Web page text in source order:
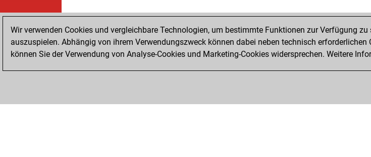
Wir verwenden Cookies und vergleichbare Technologien, um bestimmte Funktionen zur Verfügung
auszuspielen. Abhängig von ihrem Verwendungszweck können dabei neben technisch
können Sie der Verwendung von Analyse-Cookies und Marketing-Cookies widersprechen. Weitere